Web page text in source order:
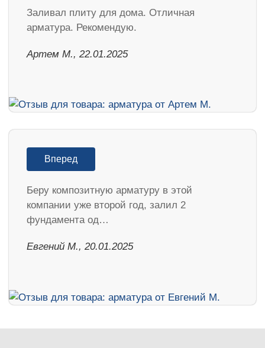
Заливал плиту для дома. Отличная
арматура. Рекомендую.
Артем М., 22.01.2025
Вперед
Беру композитную арматуру в этой
компании уже второй год, залил 2
фундамента од…
​Евгений М., 20.01.2025